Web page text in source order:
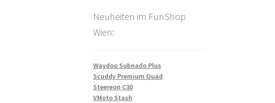
Neuheiten im FunShop
Wien:
Waydoo Subnado Plus
Scuddy Premium Quad
Steereon C30
VMoto Stash